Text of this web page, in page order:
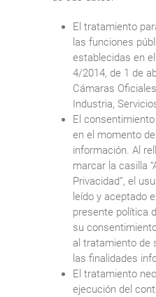
El tratamiento
las funciones
establecidas en
4/2014, de 1 de
Cámaras
Industria,
El
en el momento
información. Al
marcar la casilla
Privacidad”, el
leído y aceptado
presente política
su
al tratamiento de
las finalidades
El tratamiento
ejecución del